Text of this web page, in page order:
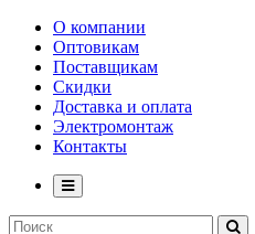
О компании
Оптовикам
Поставщикам
Скидки
Доставка и оплата
Электромонтаж
Контакты